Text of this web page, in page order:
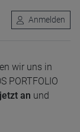
Anmelden
wir uns in
PORTFOLIO
an und